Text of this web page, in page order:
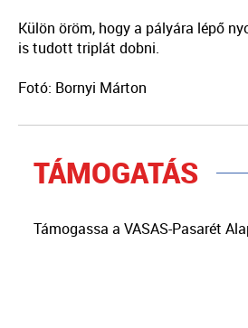
Külön öröm, hogy a pályára lépő
is tudott triplát dobni.
Fotó: Bornyi Márton
TÁMOGATÁS
Támogassa a VASAS-Pasarét